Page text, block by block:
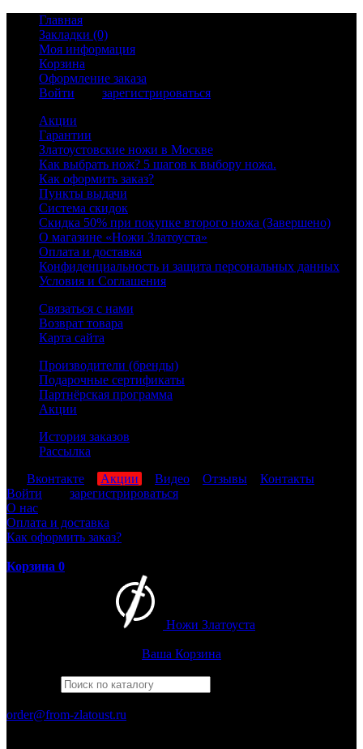
Главная
Закладки (0)
Моя информация
Корзина
Оформление заказа
Войти
зарегистрироваться
Акции
Гарантии
Златоустовские ножи в Москве
Как выбрать нож? 5 шагов к выбору ножа.
Как оформить заказ?
Пункты выдачи
Система скидок
Скидка 50% при покупке второго ножа (Завершено)
О магазине «Ножи Златоуста»
Оплата и доставка
Конфиденциальность и защита персональных данных
Условия и Соглашения
Связаться с нами
Возврат товара
Карта сайта
Производители (бренды)
Подарочные сертификаты
Партнёрская программа
Акции
История заказов
Рассылка
Вконтакте Акции Видео Отзывы
Контакты
Войти
зарегистрироваться
О нас
Оплата и доставка
Как оформить заказ?
Корзина 0
Ножи Златоуста
Ваша Корзина
order@from-zlatoust.ru